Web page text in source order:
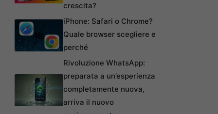
crescita?
iPhone: Safari o Chrome?
Quale browser scegliere e
perché
Rivoluzione WhatsApp:
preparata a un’esperienza
completamente nuova,
arriva il nuovo